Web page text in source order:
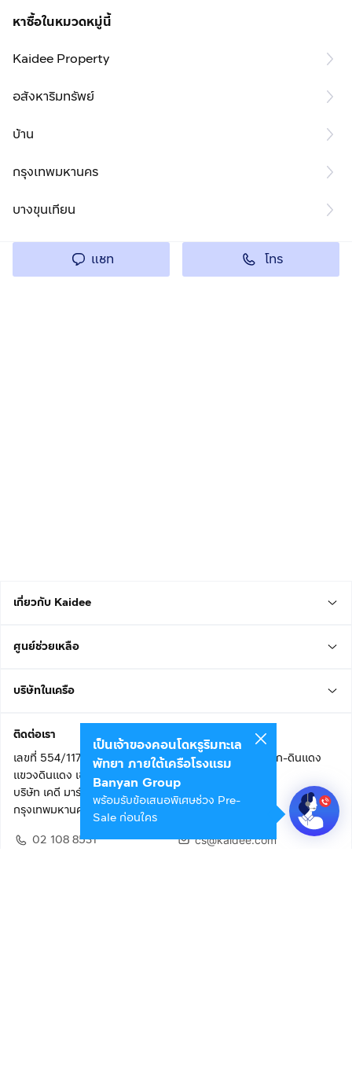
หาซื้อในหมวดหมู่นี้
Kaidee Property
อสังหาริมทรัพย์
บ้าน
กรุงเทพมหานคร
บางขุนเทียน
แชท โทร
เกี่ยวกับ Kaidee
ศูนย์ช่วยเหลือ
บริษัทในเครือ
ติดต่อเรา
เลขที่ 554/117 อาคารสกายไนน์ เซ็นเตอร์ ชั้น 22 ถนนอโศก-ดินแดง
แขวงดินแดง เขตดินแดง
บริษัท เคดี มาร์เก็ตเพลส จำกัด (สำนักงานใหญ่)
กรุงเทพมหานคร 10400
02 108 8531
cs@kaidee.com
เป็นเจ้าของคอนโดหรูริมทะเล
พัทยา ภายใต้เครือโรงแรม
Banyan Group
พร้อมรับข้อเสนอพิเศษช่วง Pre-
Sale ก่อนใคร